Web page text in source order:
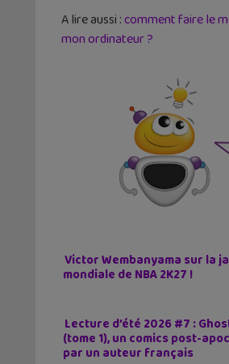
A lire aussi :comment faire le
mon ordinateur ?
Victor Wembanyama sur la
mondiale de NBA 2K27 !
Lecture d’été 2026 #7 :
(tome 1), un comics post-
par un auteur français